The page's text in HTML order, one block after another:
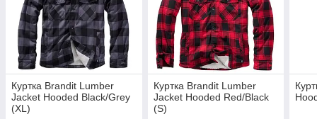
Куртка Brandit Lumber
Jacket Hooded Black/Grey
(XL)
Куртка Brandit Lumber
Jacket Hooded Red/Black
(S)